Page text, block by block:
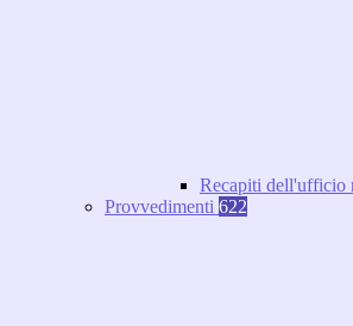
Recapiti dell'ufficio
Provvedimenti 622